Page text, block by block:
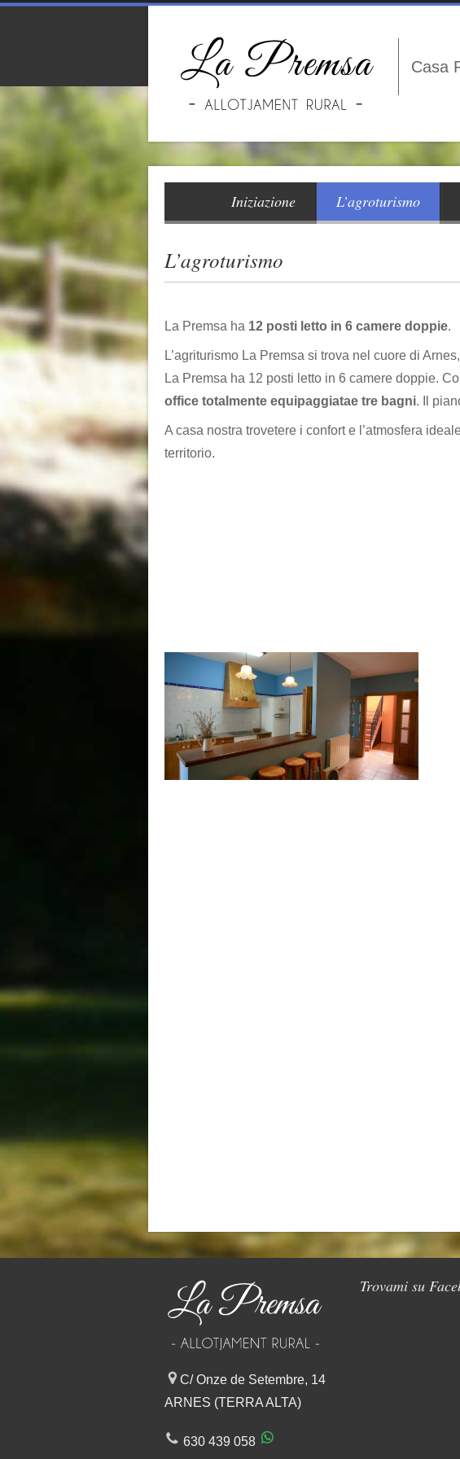
Casa
Iniziazione L’agroturismo
L’agroturismo
La Premsa ha 12 posti letto in 6 camere doppie.
L’agriturismo La Premsa si trova nel cuore di
La Premsa ha 12 posti letto in 6 camere doppie.
office totalmente equipaggiatae tre bagni. Il
A casa nostra trovetere i confort e l’atmosfera
territorio.
C/ Onze de Setembre, 14
ARNES (TERRA ALTA)
630 439 058
Trovami su